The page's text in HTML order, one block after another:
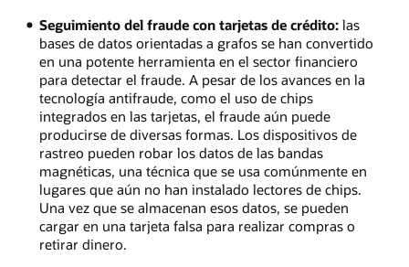
por
el
mayor
número
de
vecinos
que
volverán
a
compartir
varias
veces.
Seguimiento del fraude con tarjetas de crédito:las
bases de datos orientadas a grafos se han convertido
en una potente herramienta en el sector financiero
para detectar el fraude. A pesar de los avances en la
tecnología antifraude, como el uso de chips
integrados en las tarjetas, el fraude aún puede
producirse de diversas formas. Los dispositivos de
rastreo pueden robar los datos de las bandas
magnéticas, una técnica que se usa comúnmente en
lugares que aún no han instalado lectores de chips.
Una vez que se almacenan esos datos, se pueden
cargar en una tarjeta falsa para realizar compras o
retirar dinero.